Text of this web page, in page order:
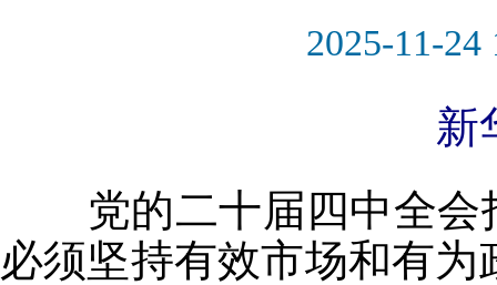
2025-11-24
新
党的二十届四中全会
必须坚持有效市场和有